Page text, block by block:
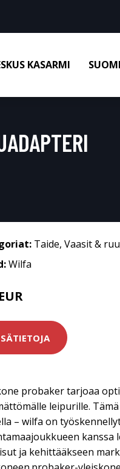
KASARMI
Taide, Vaasit &
Wilfa
probaker tarjoaa
leipurille.
– wilfa on
kanssa
ja kehittääkseen